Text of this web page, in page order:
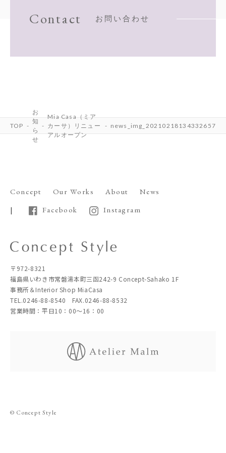
Contact お問い合わせ
TOP
お
知
ら
せ
Mia Casa（ミア
カーサ）リニュー
アルオープン
news_img_20210218134332657
Concept Our Works About
News
Facebook
Instagram
〒972-8321
福島県いわき市常磐湯本町三函242-9 Concept-Sahako 1F
事務所＆Interior Shop MiaCasa
TEL.0246-88-8540 FAX.0246-88-8532
営業時間：平日10：00～16：00
© Concept Style